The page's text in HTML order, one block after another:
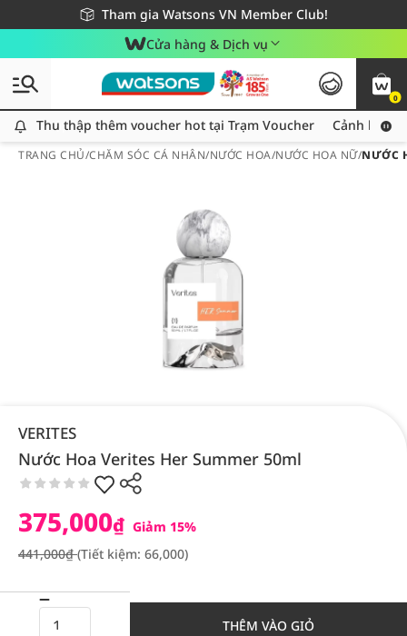
Tham gia Watsons VN Member Club!
Miễn phí giao hàng cho đơn hàng từ 249,000Đ
Giao hàng nhanh 24h - Áp dụng khu vực TP. Hồ Chí Minh
Cửa hàng & Dịch vụ
0
Thu thập thêm voucher hot tại Trạm Voucher
Thu thập thêm voucher hot tại Trạm Voucher Cảnh báo
TRANG CHỦ/CHĂM SÓC CÁ NHÂN/NƯỚC HOA/NƯỚC HOA NỮ/NƯỚC
VERITES
Nước Hoa Verites Her Summer 50ml
375,000₫ Giảm 15%
441,000₫(Tiết kiệm: 66,000)
THÊM VÀO GIỎ